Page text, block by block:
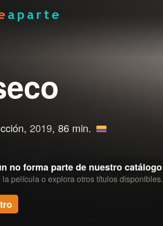
2019, 86 min.
no forma parte de nuestro catálogo
película o explora otros títulos disponibles.